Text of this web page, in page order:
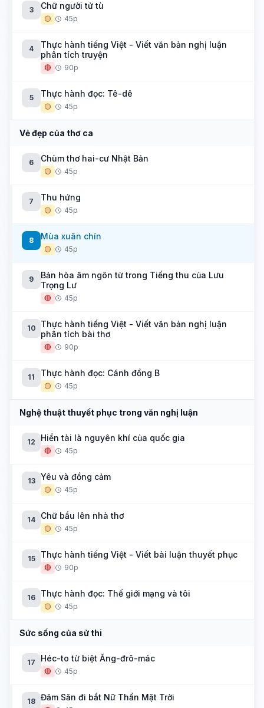
3 Chữ người tử tù
🟡 45p
4
Thực hành tiếng Việt - Viết văn bản nghị luận
phân tích truyện
🔴 90p
5 Thực hành đọc: Tê-dê
🟡 45p
Vẻ đẹp của thơ ca
6 Chùm thơ hai-cư Nhật Bản
🟡 45p
7 Thu hứng
🟡 45p
8 Mùa xuân chín
🟡 45p
9
Bản hòa âm ngôn từ trong Tiếng thu của Lưu
Trọng Lư
🔴 45p
10
Thực hành tiếng Việt - Viết văn bản nghị luận
phân tích bài thơ
🔴 90p
11 Thực hành đọc: Cánh đồng B
🟡 45p
Nghệ thuật thuyết phục trong văn nghị luận
12 Hiền tài là nguyên khí của quốc gia
🔴 45p
13 Yêu và đồng cảm
🟡 45p
14 Chữ bầu lên nhà thơ
🟡 45p
15 Thực hành tiếng Việt - Viết bài luận thuyết phục
🔴 90p
16 Thực hành đọc: Thế giới mạng và tôi
🟡 45p
Sức sống của sử thi
17 Héc-to từ biệt Ăng-đrô-mác
🔴 45p
18 Đăm Săn đi bắt Nữ Thần Mặt Trời